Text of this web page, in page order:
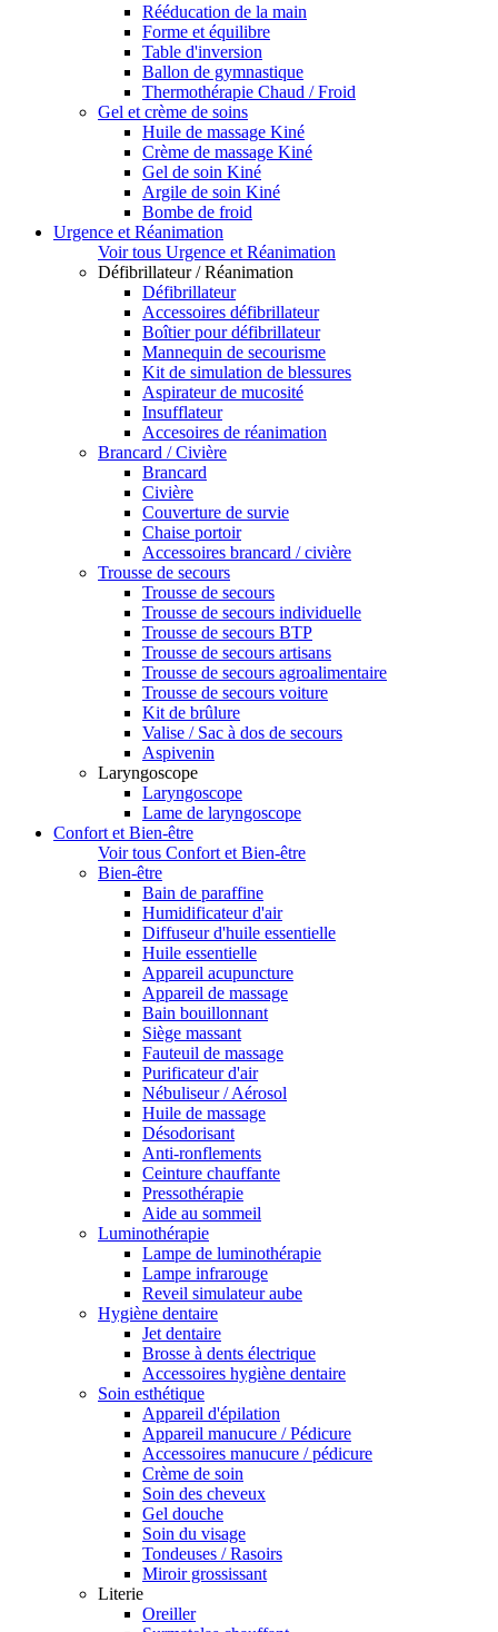
Rééducation de la main
Forme et équilibre
Table d'inversion
Ballon de gymnastique
Thermothérapie Chaud / Froid
Gel et crème de soins
Huile de massage Kiné
Crème de massage Kiné
Gel de soin Kiné
Argile de soin Kiné
Bombe de froid
Urgence et Réanimation
Voir tous Urgence et Réanimation
Défibrillateur / Réanimation
Défibrillateur
Accessoires défibrillateur
Boîtier pour défibrillateur
Mannequin de secourisme
Kit de simulation de blessures
Aspirateur de mucosité
Insufflateur
Accesoires de réanimation
Brancard / Civière
Brancard
Civière
Couverture de survie
Chaise portoir
Accessoires brancard / civière
Trousse de secours
Trousse de secours
Trousse de secours individuelle
Trousse de secours BTP
Trousse de secours artisans
Trousse de secours agroalimentaire
Trousse de secours voiture
Kit de brûlure
Valise / Sac à dos de secours
Aspivenin
Laryngoscope
Laryngoscope
Lame de laryngoscope
Confort et Bien-être
Voir tous Confort et Bien-être
Bien-être
Bain de paraffine
Humidificateur d'air
Diffuseur d'huile essentielle
Huile essentielle
Appareil acupuncture
Appareil de massage
Bain bouillonnant
Siège massant
Fauteuil de massage
Purificateur d'air
Nébuliseur / Aérosol
Huile de massage
Désodorisant
Anti-ronflements
Ceinture chauffante
Pressothérapie
Aide au sommeil
Luminothérapie
Lampe de luminothérapie
Lampe infrarouge
Reveil simulateur aube
Hygiène dentaire
Jet dentaire
Brosse à dents électrique
Accessoires hygiène dentaire
Soin esthétique
Appareil d'épilation
Appareil manucure / Pédicure
Accessoires manucure / pédicure
Crème de soin
Soin des cheveux
Gel douche
Soin du visage
Tondeuses / Rasoirs
Miroir grossissant
Literie
Oreiller